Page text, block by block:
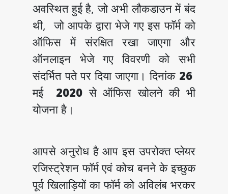
अवस्थित हुई है, जो अभी लौकडाउन में बंद
थी, जो आपके द्वारा भेजे गए इस फॉर्म को
ऑफिस में संरक्षित रखा जाएगा और
ऑनलाइन भेजे गए विवरणी को सभी
संदर्भित पते पर दिया जाएगा। दिनांक 26
मई 2020से ऑफिस खोलने की भी
योजना है।
आपसे अनुरोध है आप इस उपरोक्त प्लेयर
रजिस्ट्रेशन फॉर्म एवं कोच बनने के इच्छुक
पूर्व खिलाड़ियों का फॉर्म को अविलंब भरकर